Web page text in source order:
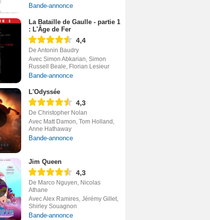
Bande-annonce
La Bataille de Gaulle - partie 1
: L'Âge de Fer
4,4
De Antonin Baudry
Avec Simon Abkarian, Simon
Russell Beale, Florian Lesieur
Bande-annonce
L'Odyssée
4,3
De Christopher Nolan
Avec Matt Damon, Tom Holland,
Anne Hathaway
Bande-annonce
Jim Queen
4,3
De Marco Nguyen, Nicolas
Athane
Avec Alex Ramires, Jérémy Gillet,
Shirley Souagnon
Bande-annonce